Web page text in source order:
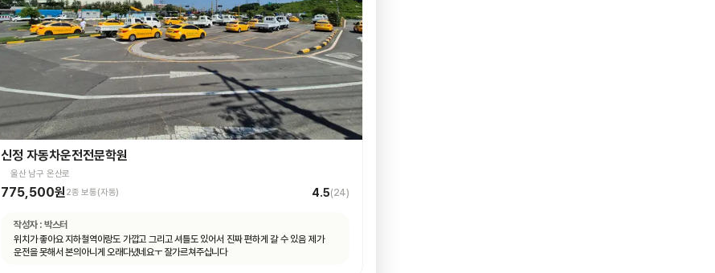
신정 자동차운전전문학원
울산 남구 온산로
775,500원 2종 보통(자동) 4.5(24)
작성자 : 박스터
위치가 좋아요 지하철역이랑도 가깝고 그리고 셔틀도 있어서 진짜 편하게 갈 수 있음 제가
운전을 못해서 본의아니게 오래다녔네요ㅜ 잘가르쳐주십니다